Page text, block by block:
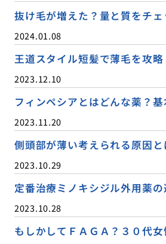
抜け毛が増えた？量と質をチェ
2024.01.08
王道スタイル短髪で薄毛を攻略
2023.12.10
フィンペシアとはどんな薬？基
2023.11.20
側頭部が薄い考えられる原因と
2023.10.29
定番治療ミノキシジル外用薬の
2023.10.28
もしかしてＦＡＧＡ？３０代